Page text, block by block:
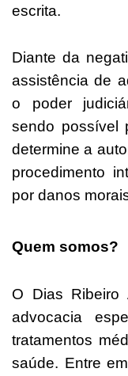
escrita.
Diante da
assistência de
o poder
sendo possível
determine a
procedimento
por danos
Quem somos?
O Dias Ribeiro
advocacia
tratamentos
saúde. Entre